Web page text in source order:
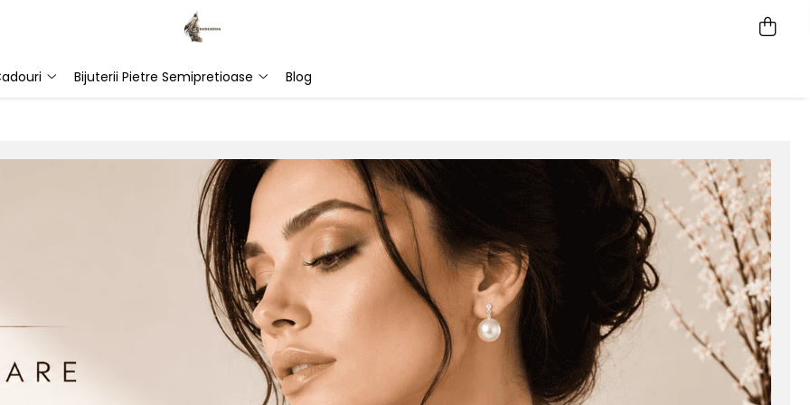
Bijuterii Pietre Semipretioase Blog